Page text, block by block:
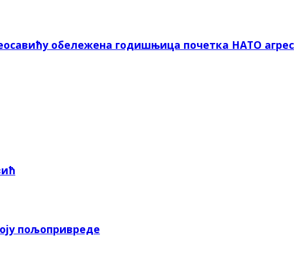
обележена годишњица почетка НАТО
пољопривреде